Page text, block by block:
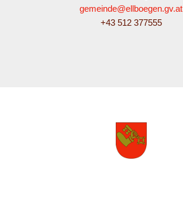
gemeinde@ellboegen.gv.at
+43 512 377555